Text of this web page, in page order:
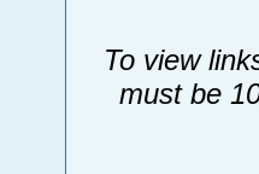
To view
must be